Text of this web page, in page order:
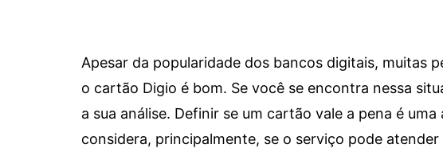
Apesar da popularidade dos bancos digitais, muitas
o cartão Digio é bom. Se você se encontra nessa
a sua análise. Definir se um cartão vale a pena é
considera, principalmente, se o serviço pode atender